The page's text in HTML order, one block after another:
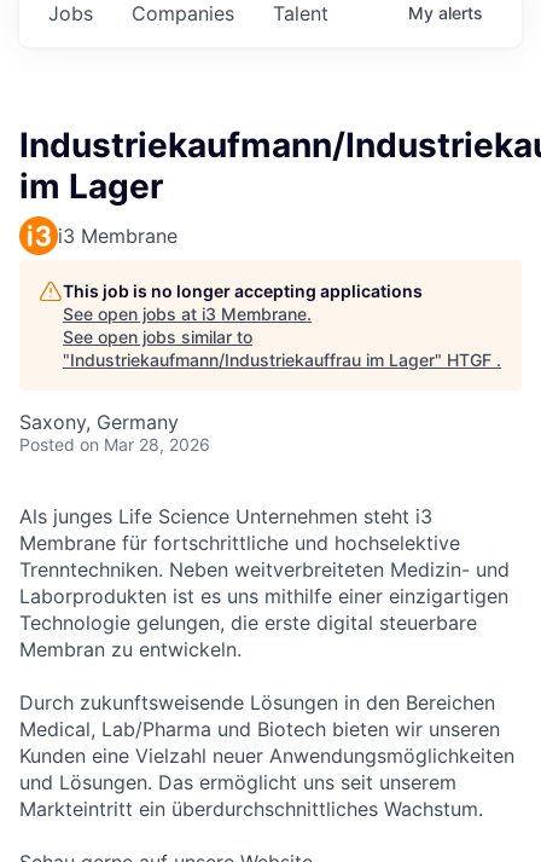
Jobs Companies Talent My alerts
Industriekaufmann/
im Lager
i3 Membrane
This job is no longer accepting applications
See open jobs at i3 Membrane.
See open jobs similar to
"Industriekaufmann/Industriekauffrau im Lager" HTGF .
Saxony, Germany
Posted on Mar 28, 2026
Als junges Life Science Unternehmen steht i3
Membrane für fortschrittliche und hochselektive
Trenntechniken. Neben weitverbreiteten Medizin- und
Laborprodukten ist es uns mithilfe einer einzigartigen
Technologie gelungen, die erste digital steuerbare
Membran zu entwickeln.
Durch zukunftsweisende Lösungen in den Bereichen
Medical, Lab/Pharma und Biotech bieten wir unseren
Kunden eine Vielzahl neuer Anwendungsmöglichkeiten
und Lösungen. Das ermöglicht uns seit unserem
Markteintritt ein überdurchschnittliches Wachstum.